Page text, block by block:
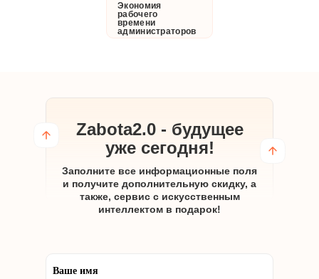
Экономия
рабочего
времени
администраторов
Ваше имя
Zabota2.0 - будущее
уже сегодня!
Заполните все информационные поля
и получите дополнительную скидку, а
также, сервис с искусственным
интеллектом в подарок!